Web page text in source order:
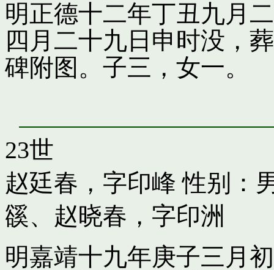
明正德十二年丁丑九月
四月二十九日申时没，
碑附图。子三，女一。
23世
赵廷春，字印峰 性别：
豀、 赵晓春，字印洲
明嘉靖十九年庚子三月